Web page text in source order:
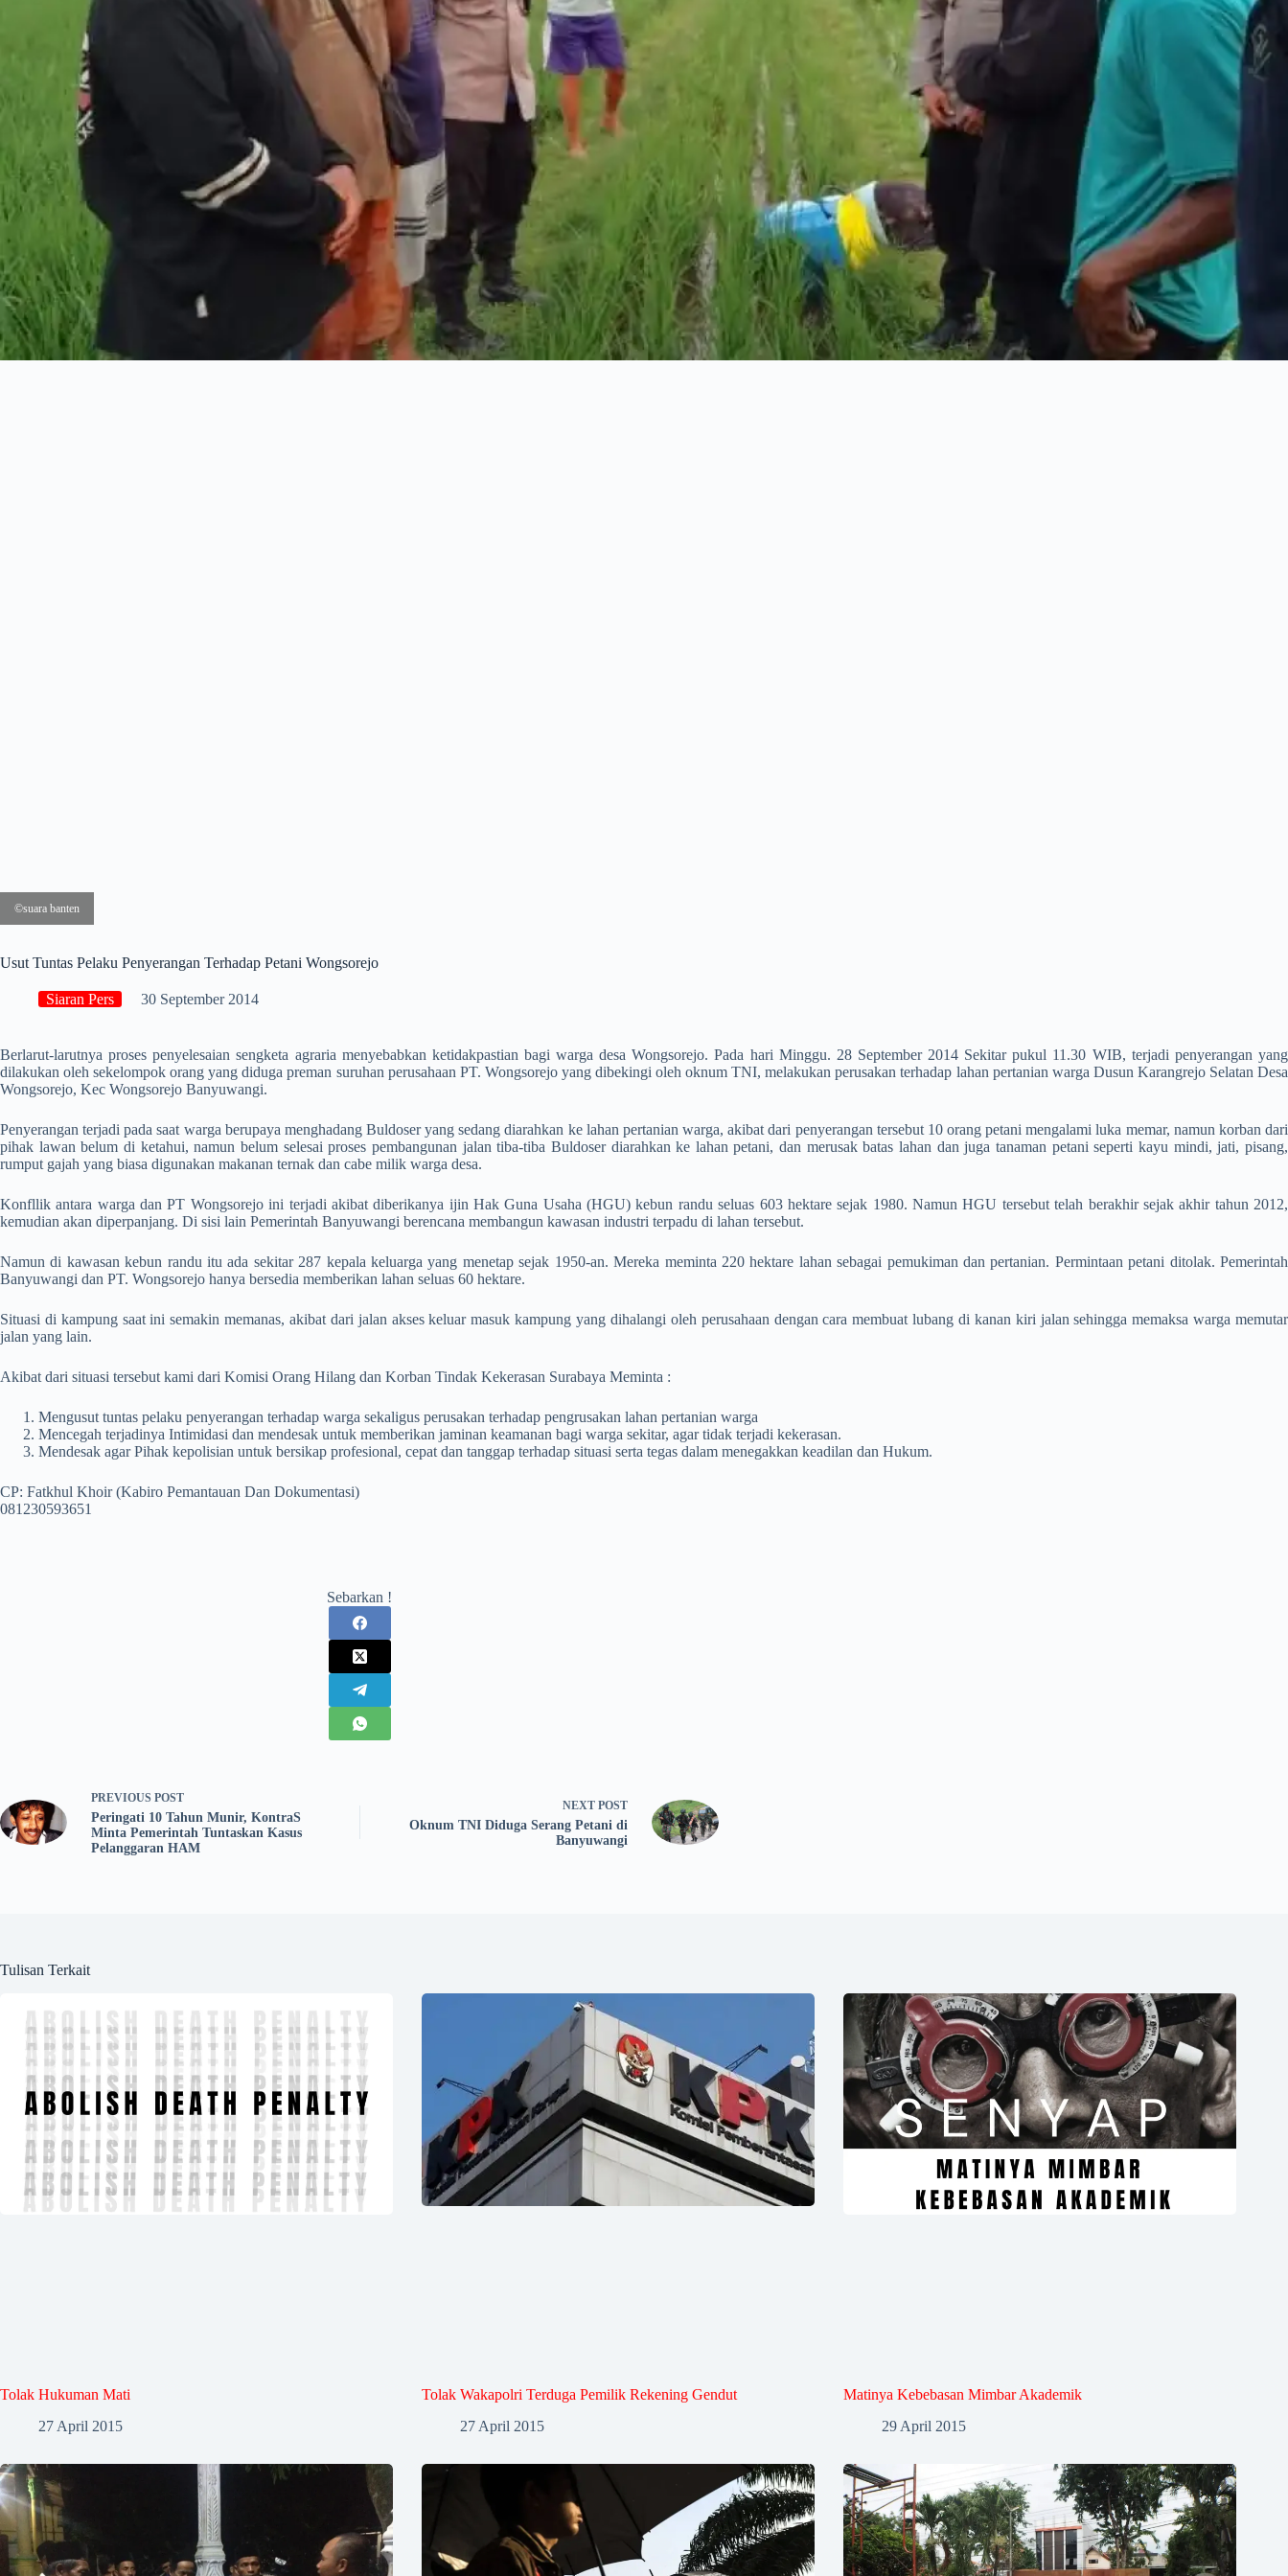
©suara banten
Usut Tuntas Pelaku Penyerangan Terhadap Petani Wongsorejo
Siaran Pers 30 September 2014
Berlarut-larutnya proses penyelesaian sengketa agraria menyebabkan ketidakpastian bagi warga desa Wongsorejo. Pada hari Minggu. 28 September 2014 Sekitar pukul 11.30 WIB, terjadi penyerangan yang
dilakukan oleh sekelompok orang yang diduga preman suruhan perusahaan PT. Wongsorejo yang dibekingi oleh oknum TNI, melakukan perusakan terhadap lahan pertanian warga Dusun Karangrejo Selatan Desa
Wongsorejo, Kec Wongsorejo Banyuwangi.
Penyerangan terjadi pada saat warga berupaya menghadang Buldoser yang sedang diarahkan ke lahan pertanian warga, akibat dari penyerangan tersebut 10 orang petani mengalami luka memar, namun korban dari
pihak lawan belum di ketahui, namun belum selesai proses pembangunan jalan tiba-tiba Buldoser diarahkan ke lahan petani, dan merusak batas lahan dan juga tanaman petani seperti kayu mindi, jati, pisang,
rumput gajah yang biasa digunakan makanan ternak dan cabe milik warga desa.
Konfllik antara warga dan PT Wongsorejo ini terjadi akibat diberikanya ijin Hak Guna Usaha (HGU) kebun randu seluas 603 hektare sejak 1980. Namun HGU tersebut telah berakhir sejak akhir tahun 2012,
kemudian akan diperpanjang. Di sisi lain Pemerintah Banyuwangi berencana membangun kawasan industri terpadu di lahan tersebut.
Namun di kawasan kebun randu itu ada sekitar 287 kepala keluarga yang menetap sejak 1950-an. Mereka meminta 220 hektare lahan sebagai pemukiman dan pertanian. Permintaan petani ditolak. Pemerintah
Banyuwangi dan PT. Wongsorejo hanya bersedia memberikan lahan seluas 60 hektare.
Situasi di kampung saat ini semakin memanas, akibat dari jalan akses keluar masuk kampung yang dihalangi oleh perusahaan dengan cara membuat lubang di kanan kiri jalan sehingga memaksa warga memutar
jalan yang lain.
Akibat dari situasi tersebut kami dari Komisi Orang Hilang dan Korban Tindak Kekerasan Surabaya Meminta :
Mengusut tuntas pelaku penyerangan terhadap warga sekaligus perusakan terhadap pengrusakan lahan pertanian warga
Mencegah terjadinya Intimidasi dan mendesak untuk memberikan jaminan keamanan bagi warga sekitar, agar tidak terjadi kekerasan.
Mendesak agar Pihak kepolisian untuk bersikap profesional, cepat dan tanggap terhadap situasi serta tegas dalam menegakkan keadilan dan Hukum.
CP: Fatkhul Khoir (Kabiro Pemantauan Dan Dokumentasi)
081230593651
Sebarkan !
PREVIOUS POST
Peringati 10 Tahun Munir, KontraS
Minta Pemerintah Tuntaskan Kasus
Pelanggaran HAM
NEXT POST
Oknum TNI Diduga Serang Petani di
Banyuwangi
Tulisan Terkait
Tolak Hukuman Mati
27 April 2015
Tolak Wakapolri Terduga Pemilik Rekening Gendut
27 April 2015
Matinya Kebebasan Mimbar Akademik
29 April 2015